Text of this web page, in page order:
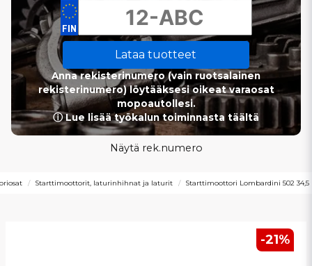
Lataa tuotteet
Anna rekisterinumero (vain ruotsalainen
rekisterinumero) löytääksesi oikeat varaosat
mopoautollesi.
ⓘ Lue lisää työkalun toiminnasta täältä
Näytä rek.numero
Starttimoottorit, laturinhihnat ja laturit Starttimoottori Lombardini 502 34,5
-21%